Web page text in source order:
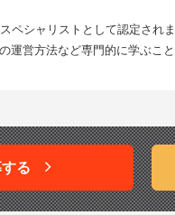
シャリストとして認定されま
営方法など専門的に学ぶこ
る